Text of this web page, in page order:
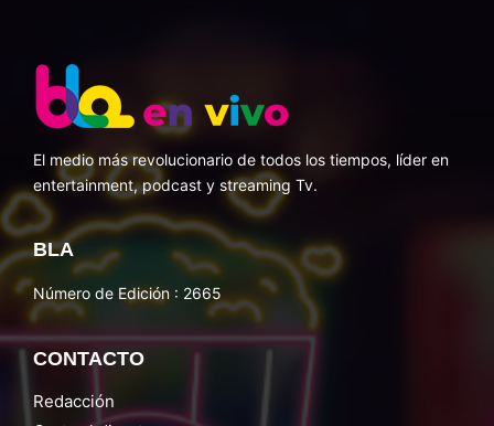
El medio más revolucionario de todos los tiempos, líder en
entertainment, podcast y streaming Tv.
BLA
Número de Edición : 2665
CONTACTO
Redacción